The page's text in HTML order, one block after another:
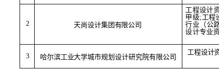
2 天尚设计集团有限公司
工程设计
甲级;工程
行业（公
设计专业
3 哈尔滨工业大学城市规划设计研究院有限公司
工程设计